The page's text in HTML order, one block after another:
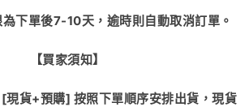
為下單後7-10天，逾時則自動取消訂單。
【買家須知】
現貨+預購] 按照下單順序安排出貨，現貨